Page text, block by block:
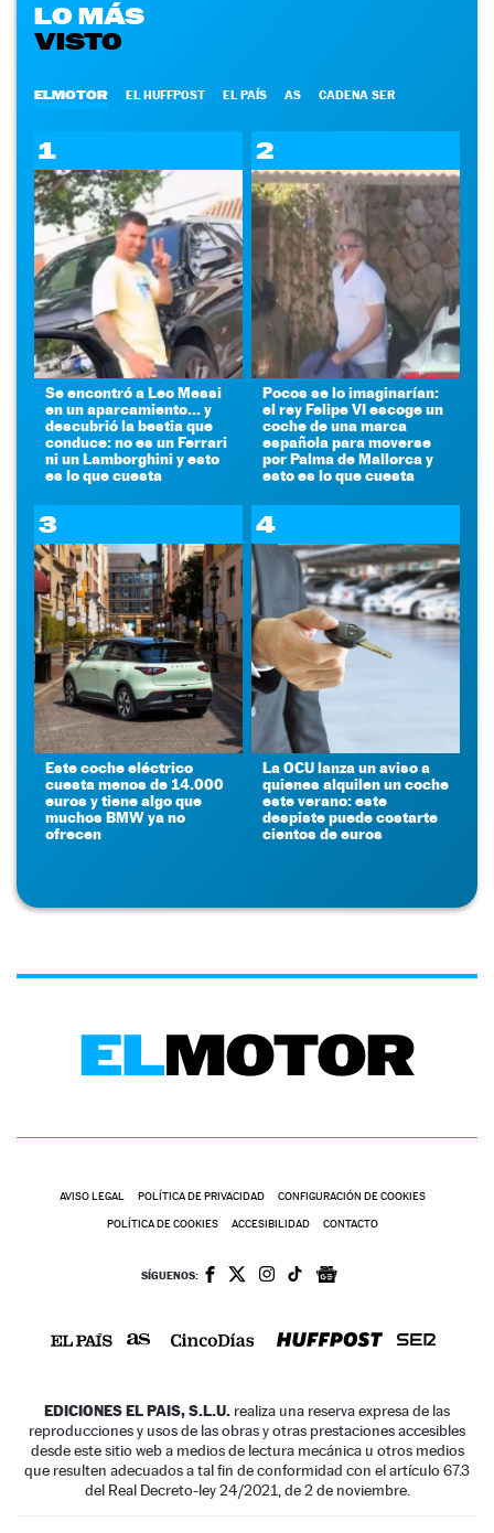
LO MÁS
VISTO
ELMOTOR EL HUFFPOST EL PAÍS AS CADENA SER
1
Se encontró a Leo Messi
en un aparcamiento... y
descubrió la bestia que
conduce: no es un Ferrari
ni un Lamborghini y esto
es lo que cuesta
2
Pocos se lo imaginarían:
el rey Felipe VI escoge un
coche de una marca
española para moverse
por Palma de Mallorca y
esto es lo que cuesta
3
Este coche eléctrico
cuesta menos de 14.000
euros y tiene algo que
muchos BMW ya no
ofrecen
4
La OCU lanza un aviso a
quienes alquilen un coche
este verano: este
despiste puede costarte
cientos de euros
AVISO LEGAL POLÍTICA DE PRIVACIDAD CONFIGURACIÓN DE COOKIES
POLÍTICA DE COOKIES ACCESIBILIDAD CONTACTO
SÍGUENOS:
EDICIONES EL PAIS, S.L.U. realiza una reserva expresa de las
reproducciones y usos de las obras y otras prestaciones accesibles
desde este sitio web a medios de lectura mecánica u otros medios
que resulten adecuados a tal fin de conformidad con el artículo 67.3
del Real Decreto-ley 24/2021, de 2 de noviembre.